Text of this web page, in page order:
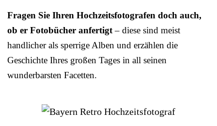
Fragen Sie Ihren Hochzeitsfotografen doch auch,
ob er Fotobücher anfertigt– diese sind meist
handlicher als sperrige Alben und erzählen die
Geschichte Ihres großen Tages in all seinen
wunderbarsten Facetten.